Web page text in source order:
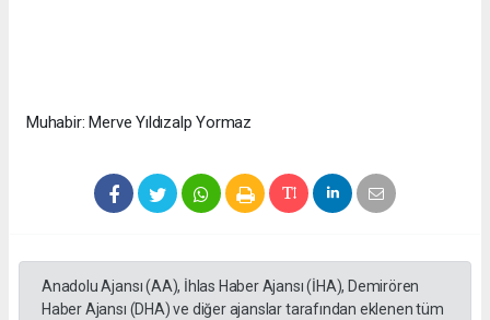
Muhabir: Merve Yıldızalp Yormaz
Anadolu Ajansı (AA), İhlas Haber Ajansı (İHA), Demirören
Haber Ajansı (DHA) ve diğer ajanslar tarafından eklenen tüm